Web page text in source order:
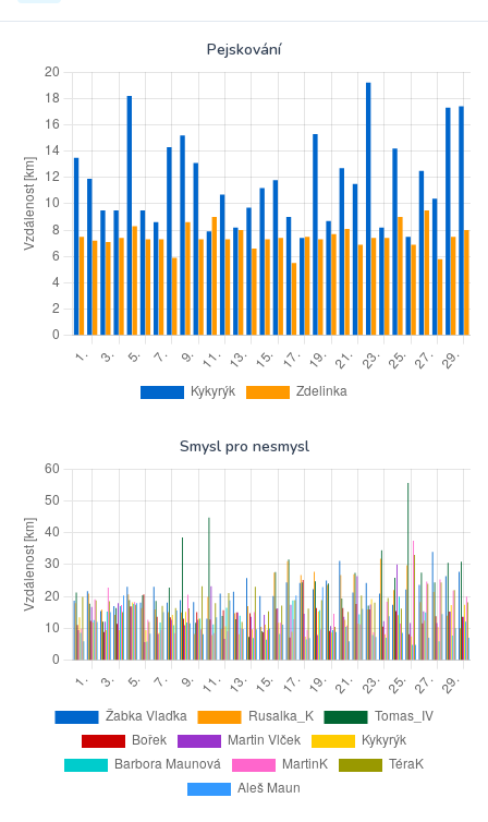
Pejskování
Smysl pro nesmysl